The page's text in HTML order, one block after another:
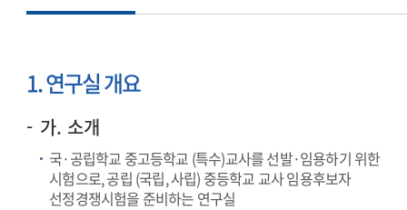
1. 연구실 개요
가. 소개
국·공립학교 중고등학교 (특수)교사를 선발·임용하기 위한
시험으로, 공립 (국립, 사립) 중등학교 교사 임용후보자
선정경쟁시험을 준비하는 연구실